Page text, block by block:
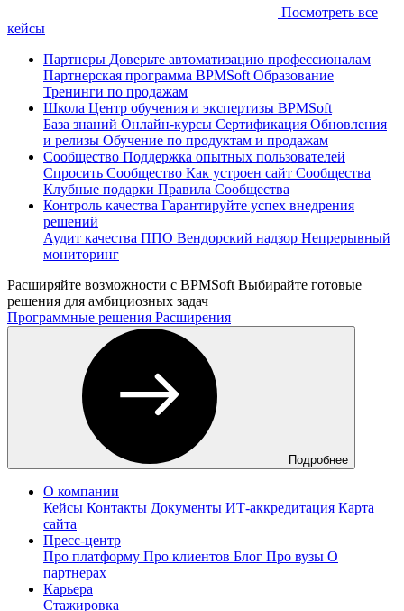
Посмотреть все
кейсы
Партнеры Доверьте автоматизацию профессионалам
Партнерская программа BPMSoft Образование
Тренинги по продажам
Школа Центр обучения и экспертизы BPMSoft
База знаний Онлайн-курсы Сертификация Обновления
и релизы Обучение по продуктам и продажам
Сообщество Поддержка опытных пользователей
Спросить Сообщество Как устроен сайт Сообщества
Клубные подарки Правила Сообщества
Контроль качества Гарантируйте успех внедрения
решений
Аудит качества ППО Вендорский надзор Непрерывный
мониторинг
Расширяйте возможности с BPMSoft Выбирайте готовые
решения для амбициозных задач
Программные решения Расширения
Подробнее
О компании
Кейсы Контакты Документы ИТ-аккредитация Карта
сайта
Пресс-центр
Про платформу Про клиентов Блог Про вузы О
партнерах
Карьера
Стажировка